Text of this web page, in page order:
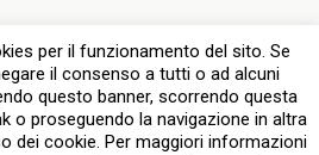
per il funzionamento del sito. Se
il consenso a tutti o ad alcuni
questo banner, scorrendo questa
o proseguendo la navigazione in altra
dei cookie. Per maggiori informazioni